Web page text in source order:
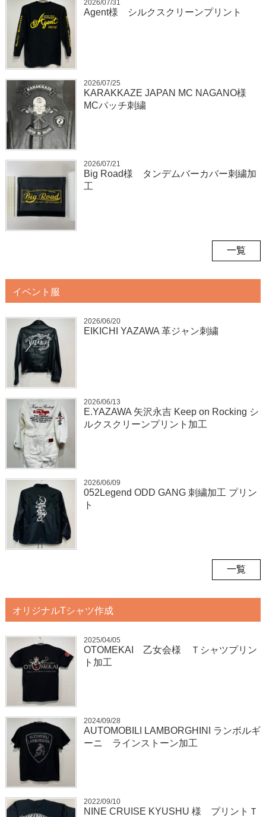
2026/07/31
Agent様 シルクスクリーンプリント
2026/07/25
KARAKKAZE JAPAN MC NAGANO様
MCパッチ刺繍
2026/07/21
Big Road様 タンデムバーカバー刺繍加
工
一覧
イベント服
2026/06/20
EIKICHI YAZAWA 革ジャン刺繍
2026/06/13
E.YAZAWA 矢沢永吉 Keep on Rocking シ
ルクスクリーンプリント加工
2026/06/09
052Legend ODD GANG 刺繍加工 プリン
ト
一覧
オリジナルTシャツ作成
2025/04/05
OTOMEKAI 乙女会様 Ｔシャツプリン
ト加工
2024/09/28
AUTOMOBILI LAMBORGHINI ランボルギ
ーニ ラインストーン加工
2022/09/10
NINE CRUISE KYUSHU 様 プリントＴ